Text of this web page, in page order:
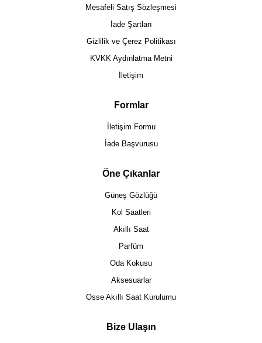
Mesafeli Satış Sözleşmesi
İade Şartları
Gizlilik ve Çerez Politikası
KVKK Aydınlatma Metni
İletişim
Formlar
İletişim Formu
İade Başvurusu
Öne Çıkanlar
Güneş Gözlüğü
Kol Saatleri
Akıllı Saat
Parfüm
Oda Kokusu
Aksesuarlar
Osse Akıllı Saat Kurulumu
Bize Ulaşın